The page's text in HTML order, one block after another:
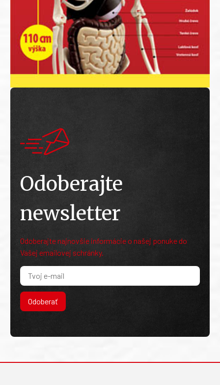
Odoberajte
newsletter
Odoberajte najnovšie informácie o našej ponuke do
Vašej emailovej schránky.
Odoberať